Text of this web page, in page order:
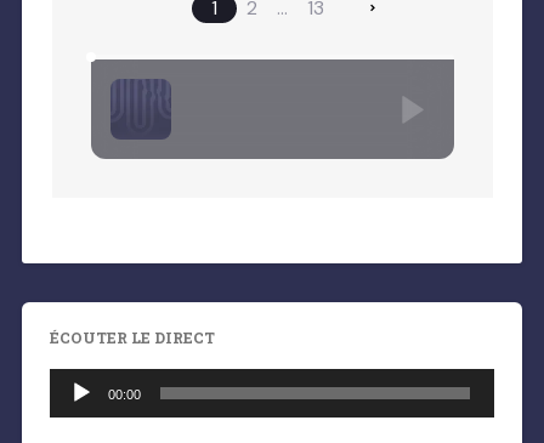
ÉCOUTER LE DIRECT
audio
00:00